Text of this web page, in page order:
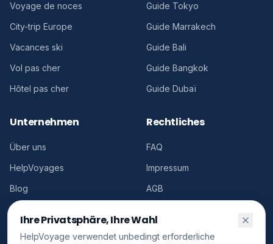
Voyage de noces
City-trip Europe
Vacances ski
Vol pas cher
Hôtel pas cher
Guide Tokyo
Guide Marrakech
Guide Bali
Guide Bangkok
Guide Dubaï
Unternehmen
Über uns
HelpVoyages
Blog
Kontakt
Rechtliches
FAQ
Impressum
AGB
Ihre Privatsphäre, Ihre Wahl
HelpVoyage verwendet unbedingt erforderliche